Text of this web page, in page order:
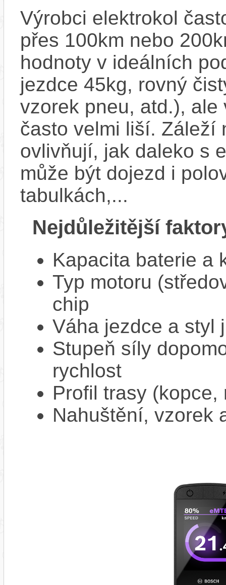
Výrobci elektrokol
přes 100km nebo
hodnoty v ideálních
jezdce 45kg, rovný
vzorek pneu, atd.),
často velmi liší. Záleží
ovlivňují, jak daleko s
může být dojezd i
tabulkách,...
Nejdůležitější
Kapacita baterie a
Typ motoru
chip
Váha jezdce a styl
Stupeň síly
rychlost
Profil trasy
Nahuštění, vzorek